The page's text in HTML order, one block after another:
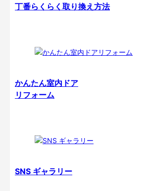
丁番らくらく取り換え方法
かんたん室内ドア
リフォーム
SNS ギャラリー